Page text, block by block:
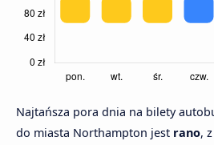
Najtańsza pora dnia na bilety
do miasta Northampton jest rano,